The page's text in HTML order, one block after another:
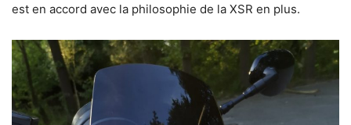
est en accord avec la philosophie de la XSR en plus.